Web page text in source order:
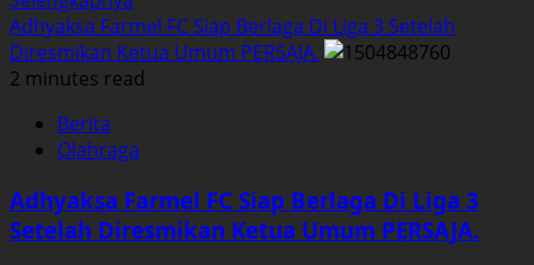
more
about
Rusma
Dragster
Tala,
Siap
Adhyaksa Farmel FC Siap Berlaga Di Liga 3 Setelah
Diresmikan Ketua Umum PERSAJA.
2 minutes read
Berita
Olahraga
Adhyaksa Farmel FC Siap Berlaga Di Liga 3
Setelah Diresmikan Ketua Umum PERSAJA.